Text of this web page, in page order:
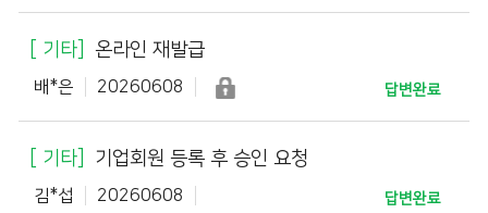
기타 온라인 재발급
배*은 답변완료
20260608
기타 기업회원 등록 후 승인 요청
김*섭 답변완료
20260608